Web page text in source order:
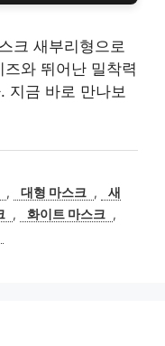
크 새부리형으로
와 뛰어난 밀착력
지금 바로 만나보
, 대형 마스크 ,
새
, 화이트 마스크 ,